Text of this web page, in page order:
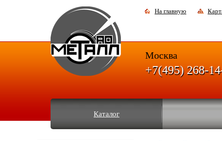
На главную
Каталог
Москва
+7(495) 268-